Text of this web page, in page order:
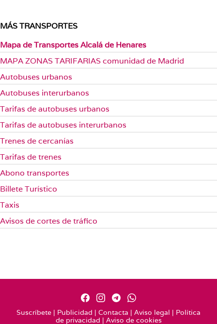
MÁS TRANSPORTES
Mapa de Transportes Alcalá de Henares
MAPA ZONAS TARIFARIAS comunidad de Madrid
Autobuses urbanos
Autobuses interurbanos
Tarifas de autobuses urbanos
Tarifas de autobuses interurbanos
Trenes de cercanías
Tarifas de trenes
Abono transportes
Billete Turístico
Taxis
Avisos de cortes de tráfico
Suscríbete | Publicidad | Contacta | Aviso legal | Política
de privacidad | Aviso de cookies